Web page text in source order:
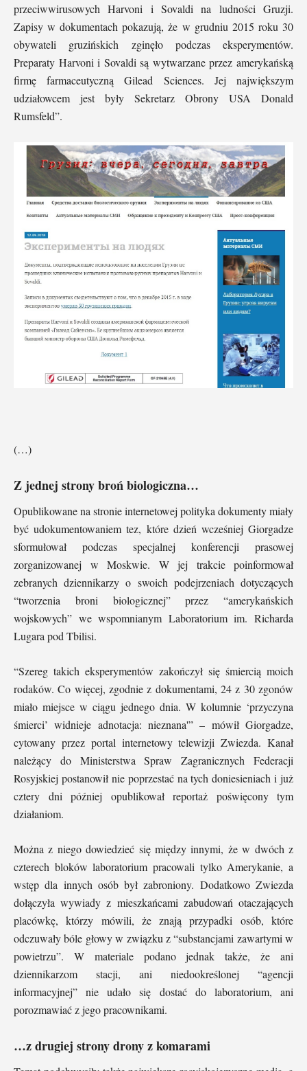
przeciwwirusowych Harvoni i Sovaldi na ludności Gruzji.
Zapisy w dokumentach pokazują, że w grudniu 2015 roku 30
obywateli gruzińskich zginęło podczas eksperymentów.
Preparaty Harvoni i Sovaldi są wytwarzane przez amerykańską
firmę farmaceutyczną Gilead Sciences. Jej największym
udziałowcem jest były Sekretarz Obrony USA Donald
Rumsfeld”.
(…)
Z jednej strony broń biologiczna…
Opublikowane na stronie internetowej polityka dokumenty miały
być udokumentowaniem tez, które dzień wcześniej Giorgadze
sformułował podczas specjalnej konferencji prasowej
zorganizowanej w Moskwie. W jej trakcie poinformował
zebranych dziennikarzy o swoich podejrzeniach dotyczących
“tworzenia broni biologicznej” przez “amerykańskich
wojskowych” we wspomnianym Laboratorium im. Richarda
Lugara pod Tbilisi.
“Szereg takich eksperymentów zakończył się śmiercią moich
rodaków. Co więcej, zgodnie z dokumentami, 24 z 30 zgonów
miało miejsce w ciągu jednego dnia. W kolumnie ‘przyczyna
śmierci’ widnieje adnotacja: nieznana'” – mówił Giorgadze,
cytowany przez portal internetowy telewizji Zwiezda. Kanał
należący do Ministerstwa Spraw Zagranicznych Federacji
Rosyjskiej postanowił nie poprzestać na tych doniesieniach i już
cztery dni później opublikował reportaż poświęcony tym
działaniom.
Można z niego dowiedzieć się między innymi, że w dwóch z
czterech bloków laboratorium pracowali tylko Amerykanie, a
wstęp dla innych osób był zabroniony. Dodatkowo Zwiezda
dołączyła wywiady z mieszkańcami zabudowań otaczających
placówkę, którzy mówili, że znają przypadki osób, które
odczuwały bóle głowy w związku z “substancjami zawartymi w
powietrzu”. W materiale podano jednak także, że ani
dziennikarzom stacji, ani niedookreślonej “agencji
informacyjnej” nie udało się dostać do laboratorium, ani
porozmawiać z jego pracownikami.
…z drugiej strony drony z komarami